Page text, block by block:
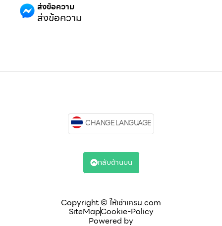
ส่งข้อความ
ส่งข้อความ
Copyright © ให้เช่าเครน.com
SiteMapCookie-Policy
Powered by
CHANGE LANGUAGE
กลับด้านบน